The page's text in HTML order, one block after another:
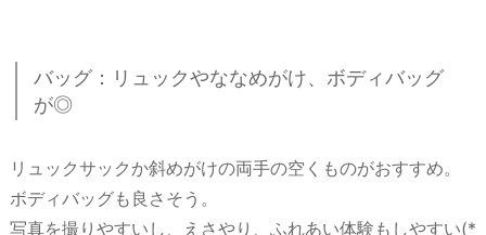
バッグ：リュックやななめがけ、ボディバッグ
が◎
リュックサックか斜めがけの両手の空くものがおすすめ。
ボディバッグも良さそう。
写真を撮りやすいし、えさやり、ふれあい体験もしやすい(*